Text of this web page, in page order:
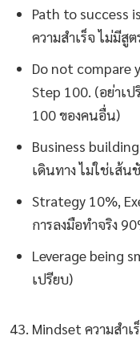
Path to success
ความสำเร็จ ไม่มีสูต
Do not compare
Step 100. (อย่าเ
100 ของคนอื่น)
Business
เดินทาง ไม่ใช่เส้น
Strategy 10%,
การลงมือทำจริง
Leverage being
เปรียบ)
43. Mindset ความสำเ